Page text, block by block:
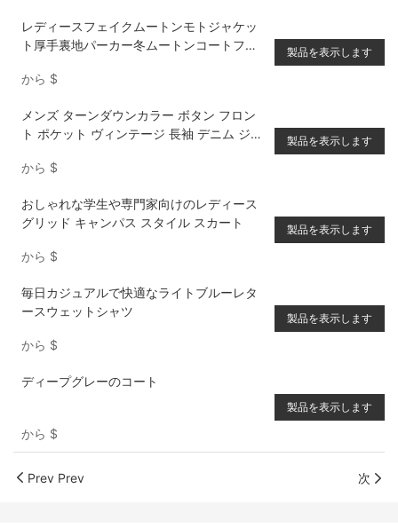
レディースフェイクムートンモトジャケッ
ト厚手裏地パーカー冬ムートンコートフェ
から $
製品を表示します
メンズ ターンダウンカラー ボタン フロン
ト ポケット ヴィンテージ 長袖 デニム ジャ
から $
製品を表示します
おしゃれな学生や専門家向けのレディース
グリッド キャンパス スタイル スカート
から $
製品を表示します
毎日カジュアルで快適なライトブルーレタ
ースウェットシャツ
から $
製品を表示します
ディープグレーのコート
から $
製品を表示します
Prev Prev 次